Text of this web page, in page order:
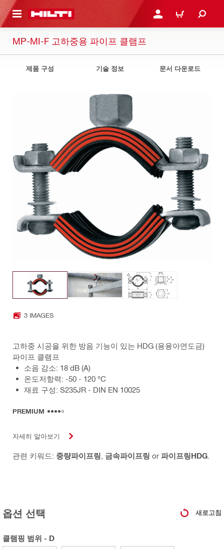
으로 건너뛰기 로그인 또는 회원가입
장바구니
MP-MI-F 고하중용 파이프 클램프
제품 구성 기술 정보 문서 다운로드
3 IMAGES
고하중 시공을 위한 방음 기능이 있는 HDG (용융아연도금)
파이프 클램프
소음 감소: 18 dB (A)
온도저항력: -50 - 120 °C
재료 구성: S235JR - DIN EN 10025
PREMIUM
자세히 알아보기
관련 키워드: 중량파이프링 금속파이프링 or 파이프링HDG
옵션 선택 새로고침
클램핑 범위 - D